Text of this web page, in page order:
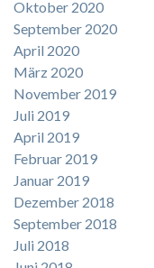
Oktober 2020
September 2020
April 2020
März 2020
November 2019
Juli 2019
April 2019
Februar 2019
Januar 2019
Dezember 2018
September 2018
Juli 2018